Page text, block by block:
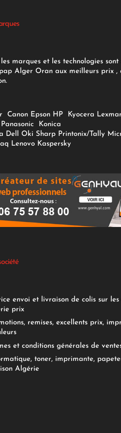
les marques et les technologies
Alger Oran aux meilleurs prix ,
Canon Epson HP Kyocera
Panasonic
Konica
Dell Oki Sharp Printonix/Tally
Lenovo Kaspersky
envoi et livraison de colis sur les
prix
remises, excellents prix,
et conditions générales de
toner, imprimante,
Algérie